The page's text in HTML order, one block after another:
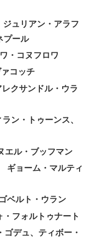
ュリアン・アラフ
プール
・コヌフロワ
コッチ
クサンドル・ウラ
ン・トゥーンス、
ル・ブッフマン
ョーム・マルティ
ベルト・ウラン
・フォルトゥナート
デュ、ティボー・